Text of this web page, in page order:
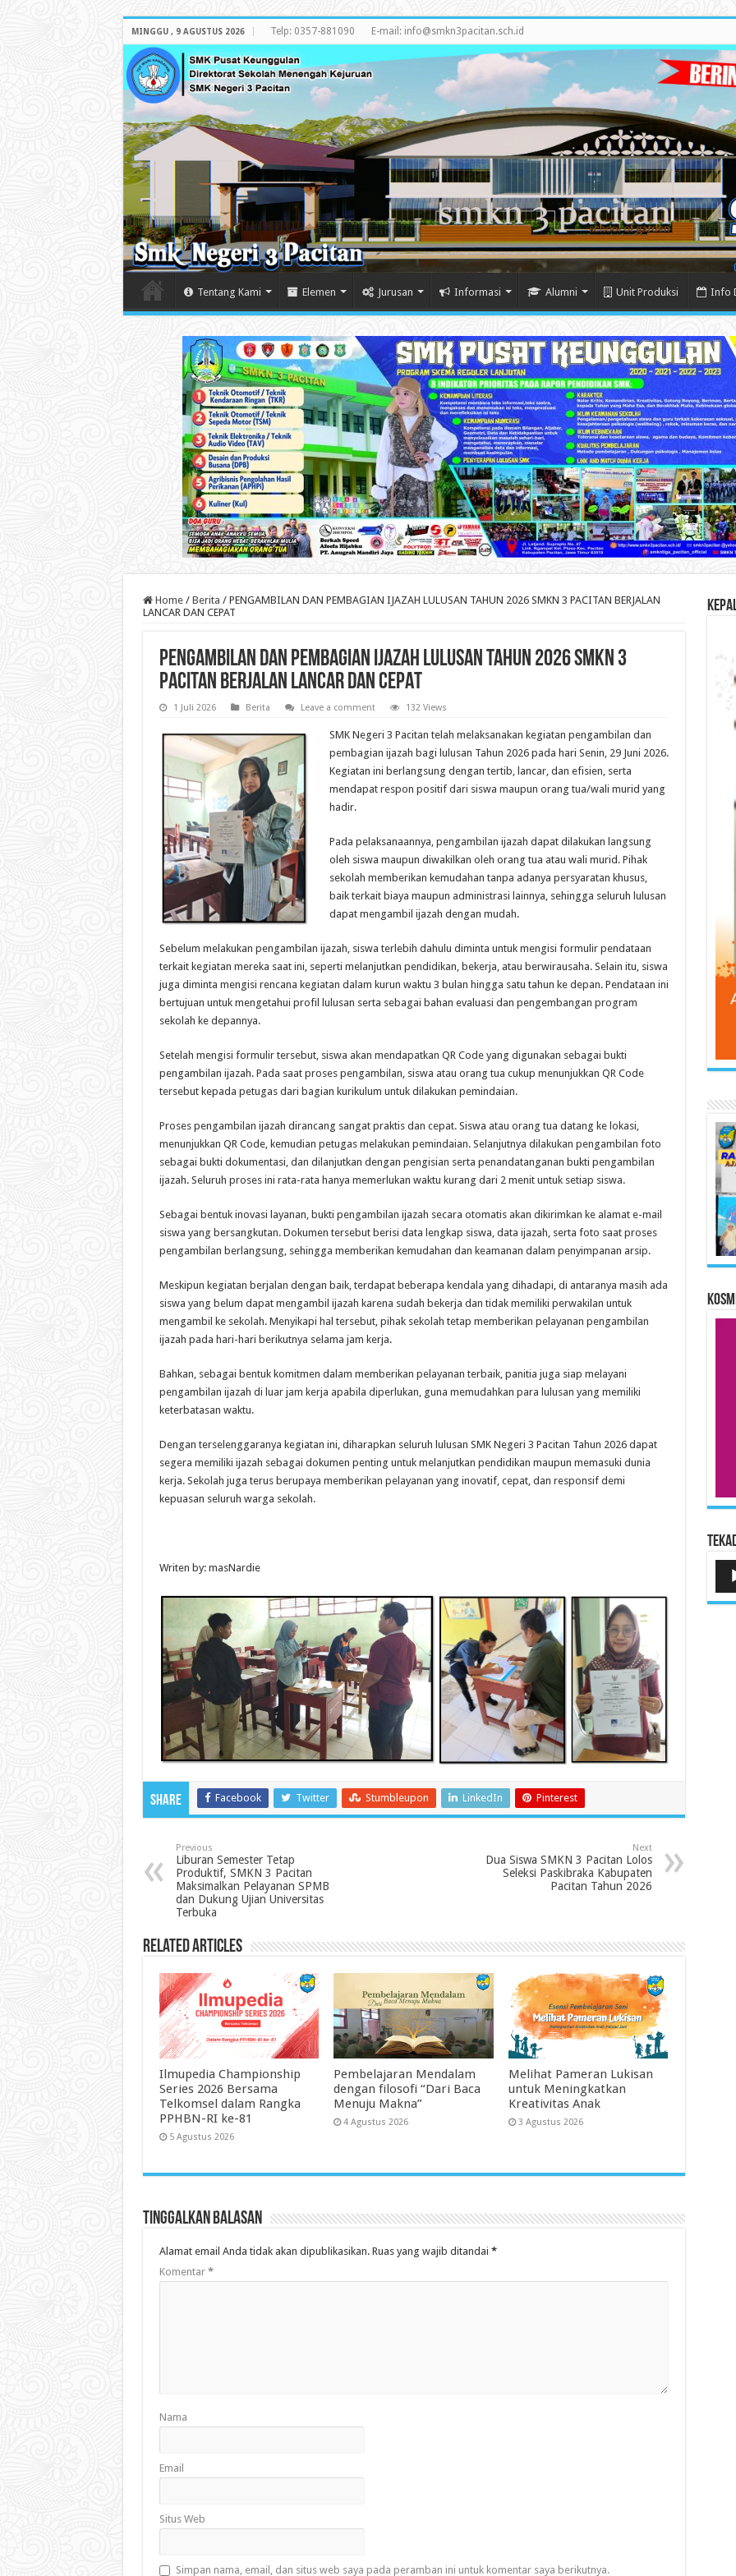
MINGGU , 9 AGUSTUS 2026 Telp: 0357-881090 E-mail: info@smkn3pacitan.sch.id
Tentang Kami Elemen Jurusan Informasi Alumni Unit Produksi Info
Home / Berita / PENGAMBILAN DAN PEMBAGIAN IJAZAH LULUSAN TAHUN 2026 SMKN 3 PACITAN BERJALAN
LANCAR DAN CEPAT
PENGAMBILAN DAN PEMBAGIAN IJAZAH LULUSAN TAHUN 2026 SMKN 3
PACITAN BERJALAN LANCAR DAN CEPAT
1 Juli 2026 Berita Leave a comment 132 Views
SMK Negeri 3 Pacitan telah melaksanakan kegiatan pengambilan dan
pembagian ijazah bagi lulusan Tahun 2026 pada hari Senin, 29 Juni 2026.
Kegiatan ini berlangsung dengan tertib, lancar, dan efisien, serta
mendapat respon positif dari siswa maupun orang tua/wali murid yang
hadir.
Pada pelaksanaannya, pengambilan ijazah dapat dilakukan langsung
oleh siswa maupun diwakilkan oleh orang tua atau wali murid. Pihak
sekolah memberikan kemudahan tanpa adanya persyaratan khusus,
baik terkait biaya maupun administrasi lainnya, sehingga seluruh lulusan
dapat mengambil ijazah dengan mudah.
Sebelum melakukan pengambilan ijazah, siswa terlebih dahulu diminta untuk mengisi formulir pendataan
terkait kegiatan mereka saat ini, seperti melanjutkan pendidikan, bekerja, atau berwirausaha. Selain itu, siswa
juga diminta mengisi rencana kegiatan dalam kurun waktu 3 bulan hingga satu tahun ke depan. Pendataan ini
bertujuan untuk mengetahui profil lulusan serta sebagai bahan evaluasi dan pengembangan program
sekolah ke depannya.
Setelah mengisi formulir tersebut, siswa akan mendapatkan QR Code yang digunakan sebagai bukti
pengambilan ijazah. Pada saat proses pengambilan, siswa atau orang tua cukup menunjukkan QR Code
tersebut kepada petugas dari bagian kurikulum untuk dilakukan pemindaian.
Proses pengambilan ijazah dirancang sangat praktis dan cepat. Siswa atau orang tua datang ke lokasi,
menunjukkan QR Code, kemudian petugas melakukan pemindaian. Selanjutnya dilakukan pengambilan foto
sebagai bukti dokumentasi, dan dilanjutkan dengan pengisian serta penandatanganan bukti pengambilan
ijazah. Seluruh proses ini rata-rata hanya memerlukan waktu kurang dari 2 menit untuk setiap siswa.
Sebagai bentuk inovasi layanan, bukti pengambilan ijazah secara otomatis akan dikirimkan ke alamat e-mail
siswa yang bersangkutan. Dokumen tersebut berisi data lengkap siswa, data ijazah, serta foto saat proses
pengambilan berlangsung, sehingga memberikan kemudahan dan keamanan dalam penyimpanan arsip.
Meskipun kegiatan berjalan dengan baik, terdapat beberapa kendala yang dihadapi, di antaranya masih ada
siswa yang belum dapat mengambil ijazah karena sudah bekerja dan tidak memiliki perwakilan untuk
mengambil ke sekolah. Menyikapi hal tersebut, pihak sekolah tetap memberikan pelayanan pengambilan
ijazah pada hari-hari berikutnya selama jam kerja.
Bahkan, sebagai bentuk komitmen dalam memberikan pelayanan terbaik, panitia juga siap melayani
pengambilan ijazah di luar jam kerja apabila diperlukan, guna memudahkan para lulusan yang memiliki
keterbatasan waktu.
Dengan terselenggaranya kegiatan ini, diharapkan seluruh lulusan SMK Negeri 3 Pacitan Tahun 2026 dapat
segera memiliki ijazah sebagai dokumen penting untuk melanjutkan pendidikan maupun memasuki dunia
kerja. Sekolah juga terus berupaya memberikan pelayanan yang inovatif, cepat, dan responsif demi
kepuasan seluruh warga sekolah.
Writen by: masNardie
Share Facebook Twitter Stumbleupon LinkedIn Pinterest
Previous
Liburan Semester Tetap
Produktif, SMKN 3 Pacitan
Maksimalkan Pelayanan SPMB
dan Dukung Ujian Universitas
Terbuka
Next
Dua Siswa SMKN 3 Pacitan Lolos
Seleksi Paskibraka Kabupaten
Pacitan Tahun 2026
Related Articles
Ilmupedia Championship
Series 2026 Bersama
Telkomsel dalam Rangka
PPHBN-RI ke-81
5 Agustus 2026
Pembelajaran Mendalam
dengan filosofi “Dari Baca
Menuju Makna”
4 Agustus 2026
Melihat Pameran Lukisan
untuk Meningkatkan
Kreativitas Anak
3 Agustus 2026
Tinggalkan Balasan
Alamat email Anda tidak akan dipublikasikan. Ruas yang wajib ditandai *
Komentar *
Nama
Email
Situs Web
Simpan nama, email, dan situs web saya pada peramban ini untuk komentar saya berikutnya.